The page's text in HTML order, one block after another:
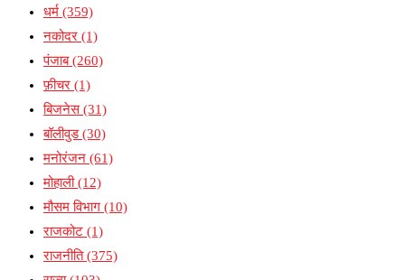
धर्म (359)
नकोदर (1)
पंजाब(260)
फ़ीचर (1)
बिजनेस(31)
बॉलीवुड(30)
मनोरंजन (61)
मोहाली(12)
मौसम विभाग (10)
राजकोट (1)
राजनीति(375)